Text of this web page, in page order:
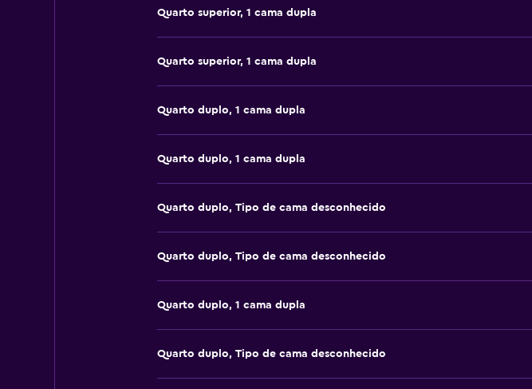
Quarto superior, 1 cama dupla
Quarto superior, 1 cama dupla
Quarto duplo, 1 cama dupla
Quarto duplo, 1 cama dupla
Quarto duplo, Tipo de cama desconhecido
Quarto duplo, Tipo de cama desconhecido
Quarto duplo, 1 cama dupla
Quarto duplo, Tipo de cama desconhecido